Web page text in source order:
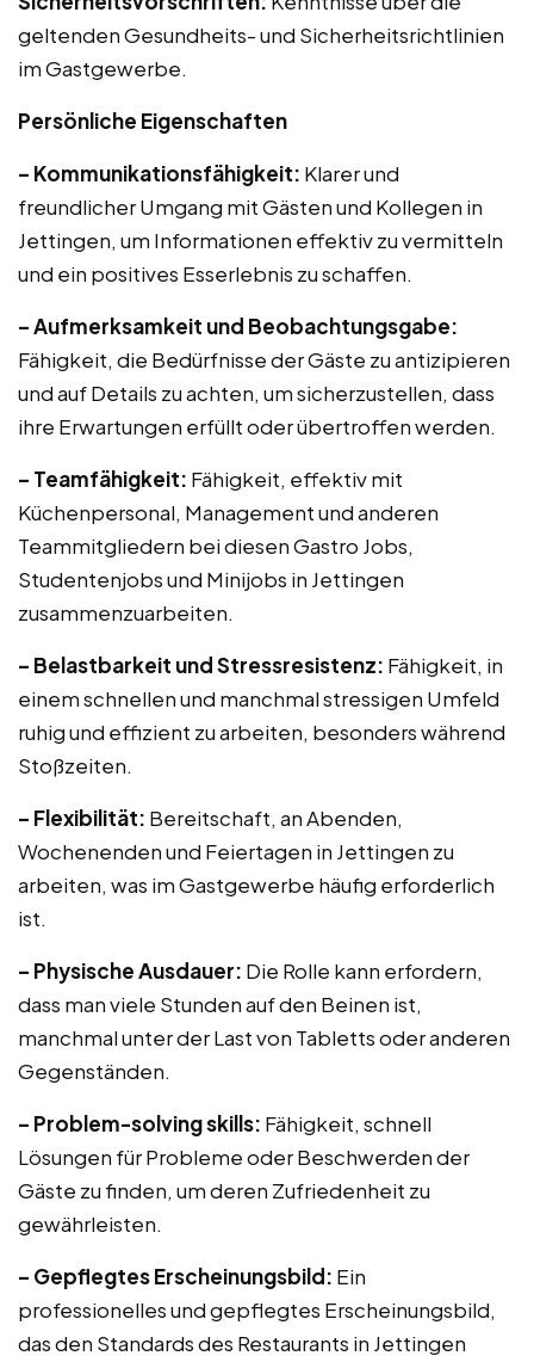
geltenden Gesundheits- und Sicherheitsrichtlinien
im Gastgewerbe.
Persönliche Eigenschaften
– Kommunikationsfähigkeit: Klarer und
freundlicher Umgang mit Gästen und Kollegen in
Jettingen, um Informationen effektiv zu vermitteln
und ein positives Esserlebnis zu schaffen.
– Aufmerksamkeit und Beobachtungsgabe:
Fähigkeit, die Bedürfnisse der Gäste zu antizipieren
und auf Details zu achten, um sicherzustellen, dass
ihre Erwartungen erfüllt oder übertroffen werden.
– Teamfähigkeit: Fähigkeit, effektiv mit
Küchenpersonal, Management und anderen
Teammitgliedern bei diesen Gastro Jobs,
Studentenjobs und Minijobs in Jettingen
zusammenzuarbeiten.
– Belastbarkeit und Stressresistenz: Fähigkeit, in
einem schnellen und manchmal stressigen Umfeld
ruhig und effizient zu arbeiten, besonders während
Stoßzeiten.
– Flexibilität: Bereitschaft, an Abenden,
Wochenenden und Feiertagen in Jettingen zu
arbeiten, was im Gastgewerbe häufig erforderlich
ist.
– Physische Ausdauer: Die Rolle kann erfordern,
dass man viele Stunden auf den Beinen ist,
manchmal unter der Last von Tabletts oder anderen
Gegenständen.
– Problem-solving skills: Fähigkeit, schnell
Lösungen für Probleme oder Beschwerden der
Gäste zu finden, um deren Zufriedenheit zu
gewährleisten.
– Gepflegtes Erscheinungsbild: Ein
professionelles und gepflegtes Erscheinungsbild,
das den Standards des Restaurants in Jettingen